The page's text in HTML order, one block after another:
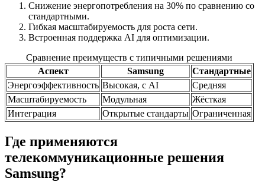
Снижение энергопотребления на 30% по сравнению со
стандартными.
Гибкая масштабируемость для роста сети.
Встроенная поддержка AI для оптимизации.
Сравнение преимуществ с типичными решениями
Аспект
Samsung
Стандартные
Энергоэффективность Высокая, с AI
Средняя
Масштабируемость
Модульная
Жёсткая
Интеграция
Открытые стандарты Ограниченная
Где применяются
телекоммуникационные решения
Samsung?